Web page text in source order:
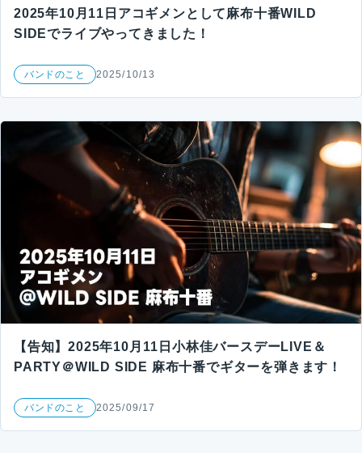
2025年10月11日アコギメンとして麻布十番WILD
SIDEでライブやってきました！
バンドのこと 2025/10/13
【告知】2025年10月11日小林佳バースデーLIVE＆
PARTY＠WILD SIDE 麻布十番でギターを弾きます！
バンドのこと 2025/09/17